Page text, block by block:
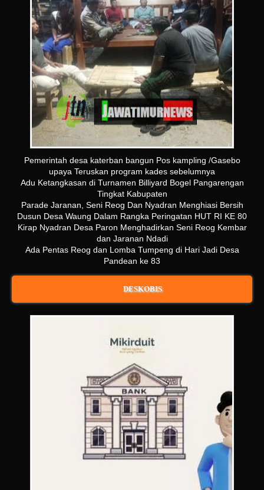
Pemerintah desa katerban bangun Pos kampling /Gasebo
upaya Teruskan program kades sebelumnya
Adu Ketangkasan di Turnamen Billiyard Bogel Pangarengan
Tingkat Kabupaten
Parade Jaranan, Seni Reog Dan Nyadran Menghiasi Bersih
Dusun Desa Waung Dalam Rangka Peringatan HUT RI KE 80
Kirap Nyadran Desa Paron Menghadirkan Seni Reog Kembar
dan Jaranan Ndadi
Ada Pentas Reog dan Lomba Tumpeng di Hari Jadi Desa
Pandean ke 83
DESKOBIS